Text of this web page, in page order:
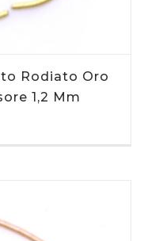
Rodiato Oro
1,2 Mm